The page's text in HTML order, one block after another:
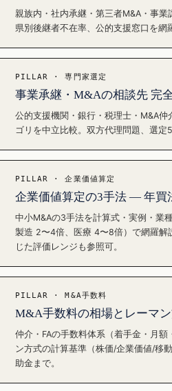
親族内・社内承継・第三者M&A・事
県別後継者不在率、公的支援窓口を網
PILLAR · 専門家選定
事業承継・M&Aの相談先 完
公的支援機関・銀行・税理士・M&A仲
ゴリを中立比較。双方代理問題、選定
PILLAR · 企業価値算定
企業価値算定の3手法 — 年買
中小M&Aの3手法を計算式・実例・業
製造 2〜4倍、医療 4〜8倍）で網羅解
じた評価レンジも参照可。
PILLAR · M&A手数料
M&A手数料の相場とレーマ
仲介・FAの手数料体系（着手金・月
ン方式の計算基準（株価/企業価値/移
助金まで。